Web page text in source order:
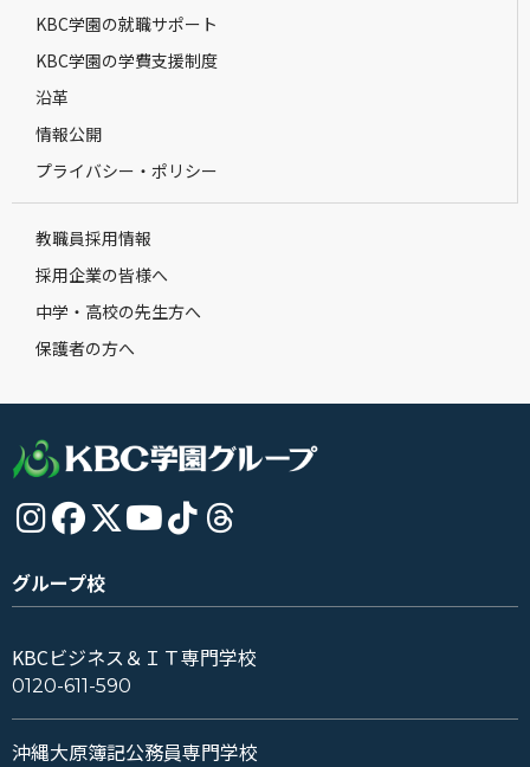
KBC学園の就職サポート
KBC学園の学費支援制度
沿革
情報公開
プライバシー・ポリシー
教職員採用情報
採用企業の皆様へ
中学・高校の先生方へ
保護者の方へ
グループ校
KBCビジネス＆ＩＴ専門学校
0120-611-590
沖縄大原簿記公務員専門学校